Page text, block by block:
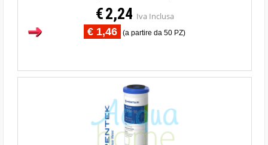
€2,24 Iva Inclusa
€ 1,46 (a partire da 50 PZ)